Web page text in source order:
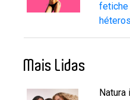
fetiche
Mais Lidas
Natura